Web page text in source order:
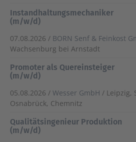
Instandhaltungsmechaniker
(m/w/d)
07.08.2026 / BORN Senf & Feinkost
Wachsenburg bei Arnstadt
Promoter als Quereinsteiger
(m/w/d)
05.08.2026 / Wesser GmbH / Leipzig,
Osnabrück, Chemnitz
Qualitätsingenieur Produktion
(m/w/d)